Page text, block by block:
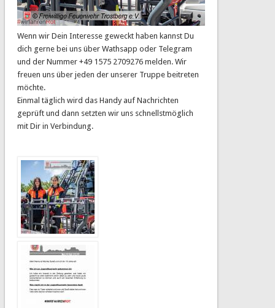
Wenn wir Dein Interesse geweckt haben kannst Du
dich gerne bei uns über Wathsapp oder Telegram
und der Nummer +49 1575 2709276 melden. Wir
freuen uns über jeden der unserer Truppe beitreten
möchte.
Einmal täglich wird das Handy auf Nachrichten
geprüft und dann setzten wir uns schnellstmöglich
mit Dir in Verbindung.